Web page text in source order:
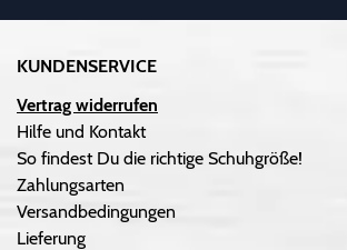
KUNDENSERVICE
Vertrag widerrufen
Hilfe und Kontakt
So findest Du die richtige Schuhgröße!
Zahlungsarten
Versandbedingungen
Lieferung